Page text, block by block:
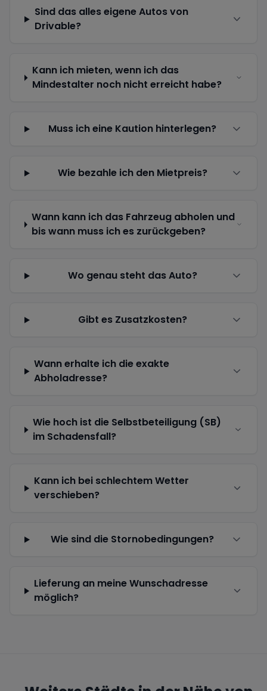
Sind das alles eigene Autos von
Drivable?
Kann ich mieten, wenn ich das
Mindestalter noch nicht erreicht habe?
Muss ich eine Kaution hinterlegen?
Wie bezahle ich den Mietpreis?
Wann kann ich das Fahrzeug abholen und
bis wann muss ich es zurückgeben?
Wo genau steht das Auto?
Gibt es Zusatzkosten?
Wann erhalte ich die exakte
Abholadresse?
Wie hoch ist die Selbstbeteiligung (SB)
im Schadensfall?
Kann ich bei schlechtem Wetter
verschieben?
Wie sind die Stornobedingungen?
Lieferung an meine Wunschadresse
möglich?